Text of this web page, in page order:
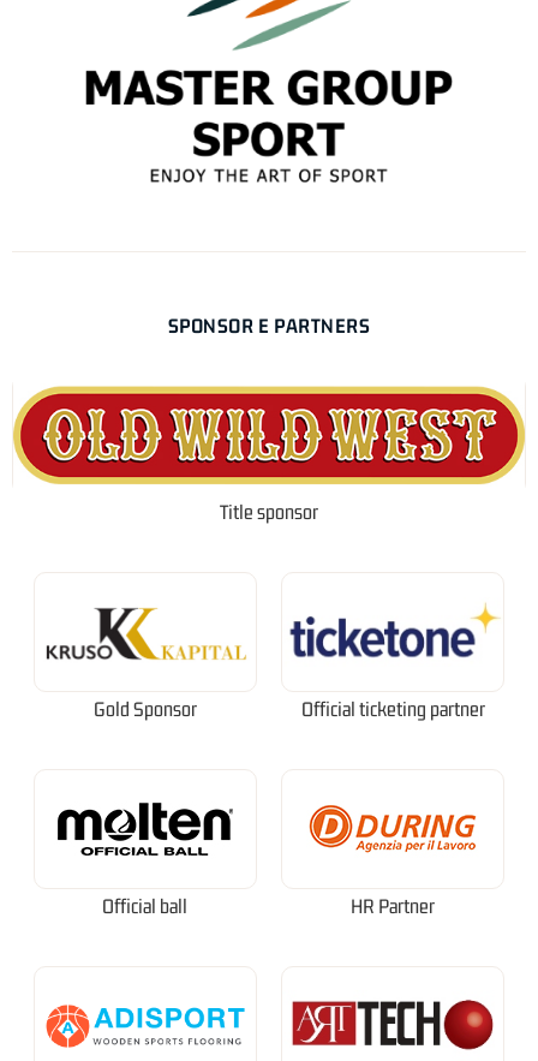
SPONSOR E PARTNERS
Title sponsor
Gold Sponsor Official ticketing partner
Official ball HR Partner